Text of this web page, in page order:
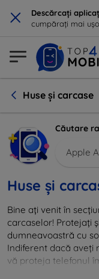
× Descărcați
cumpărați mai
Huse și carcase
Căutare
Apple
Huse și
Bine ați venit în
carcaselor! Protejați
dumneavoastră cu
Indiferent dacă aveți
vă proteja telefonul